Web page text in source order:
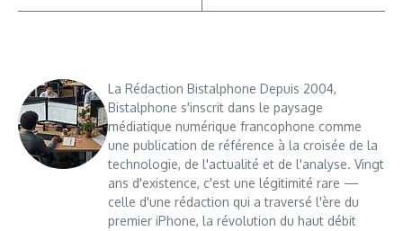
La Rédaction Bistalphone Depuis 2004,
Bistalphone s'inscrit dans le paysage
médiatique numérique francophone comme
une publication de référence à la croisée de la
technologie, de l'actualité et de l'analyse. Vingt
ans d'existence, c'est une légitimité rare —
celle d'une rédaction qui a traversé l'ère du
premier iPhone, la révolution du haut débit